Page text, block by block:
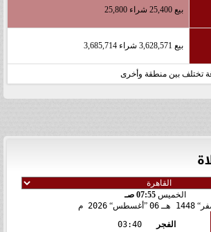
بيع 25,400 شراء 25,800
بيع 3,628,571 شراء 3,685,714
تختلف بين منطقة وأخرى
الخميس07:55 صـ
1448 هـ 06 أغسطس 2026 م
الفجر
03:40